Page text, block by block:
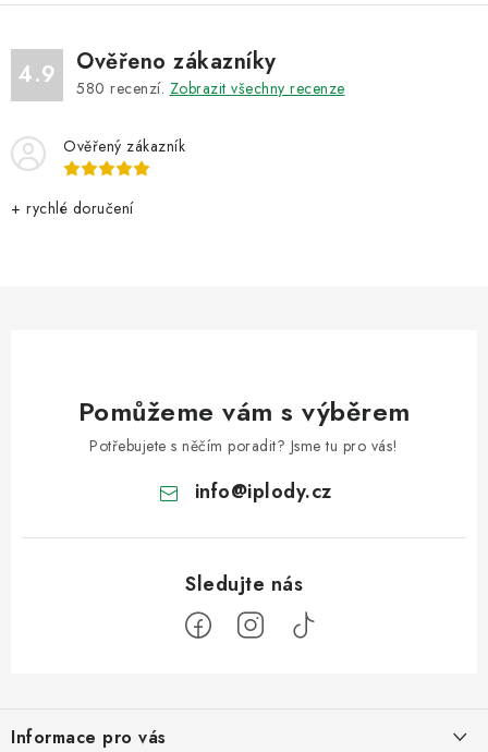
4.9 Ověřeno zákazníky
580 recenzí. Zobrazit všechny recenze
Ověřený zákazník
+ rychlé doručení
Pomůžeme vám s výběrem
Potřebujete s něčím poradit? Jsme tu pro vás!
info@iplody.cz
Informace pro vás